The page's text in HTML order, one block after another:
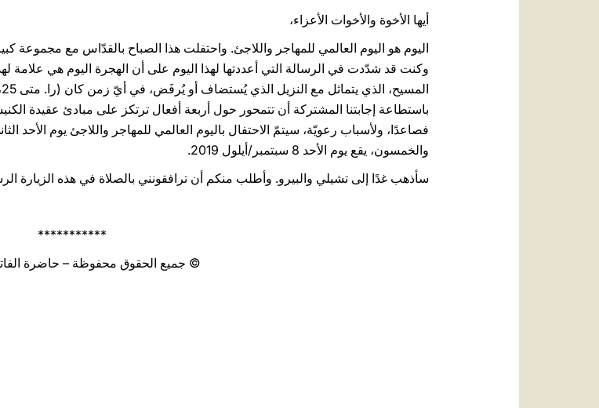
أيها الأخوة والأخوات الأعزاء،
اليوم هو اليوم العالمي للمهاجر واللاجئ. واحتفلت هذا الصباح بالقدّاس مع مجموعة
وكنت قد شدّدت في الرسالة التي أعددتها لهذا اليوم على أن الهجرة اليوم هي علامة
باستطاعة إجابتنا المشتركة أن تتمحور حول أربعة أفعال ترتكز على مبادئ عقيدة
فصاعدًا، ولأسباب رعويّة، سيتمّ الاحتفال باليوم العالمي للمهاجر واللاجئ يوم الأحد
والخمسون، يقع يوم الأحد 8 سبتمبر/أيلول 2019.
سأذهب غدًا إلى تشيلي والبيرو. وأطلب منكم أن ترافقونني بالصلاة في هذه الزيارة
***********
© جميع الحقوق محفوظة – حاضرة